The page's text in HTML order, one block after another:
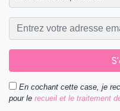
En cochant cette case, je
pour le recueil et le traitement